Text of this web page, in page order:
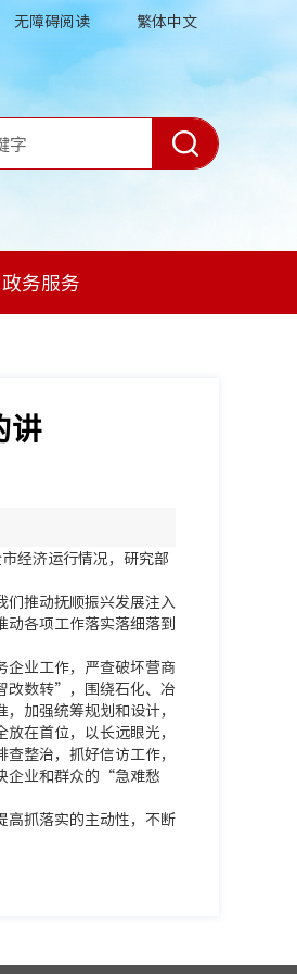
无障碍阅读 繁体中文
政务服务
讲
经济运行情况，研究部
们推动抚顺振兴发展注入
动各项工作落实落细落到
业工作，严查破坏营商
改数转”，围绕石化、冶
加强统筹规划和设计，
在首位，以长远眼光，
整治，抓好信访工作，
企业和群众的“急难愁
高抓落实的主动性，不断